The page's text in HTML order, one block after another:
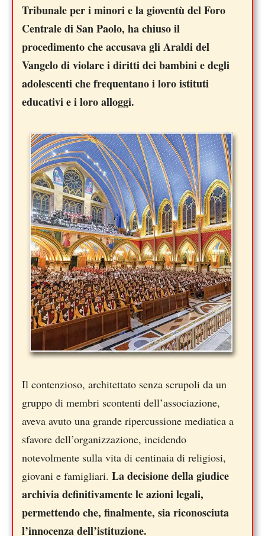
Tribunale per i minori e la gioventù del Foro
Centrale di San Paolo, ha chiuso il
procedimento che accusava gli Araldi del
Vangelo di violare i diritti dei bambini e degli
adolescenti che frequentano i loro istituti
educativi e i loro alloggi.
Il contenzioso, architettato senza scrupoli da un
gruppo di membri scontenti dell’associazione,
aveva avuto una grande ripercussione mediatica a
sfavore dell’organizzazione, incidendo
notevolmente sulla vita di centinaia di religiosi,
giovani e famigliari. La decisione della giudice
archivia definitivamente le azioni legali,
permettendo che, finalmente, sia riconosciuta
l’innocenza dell’istituzione.